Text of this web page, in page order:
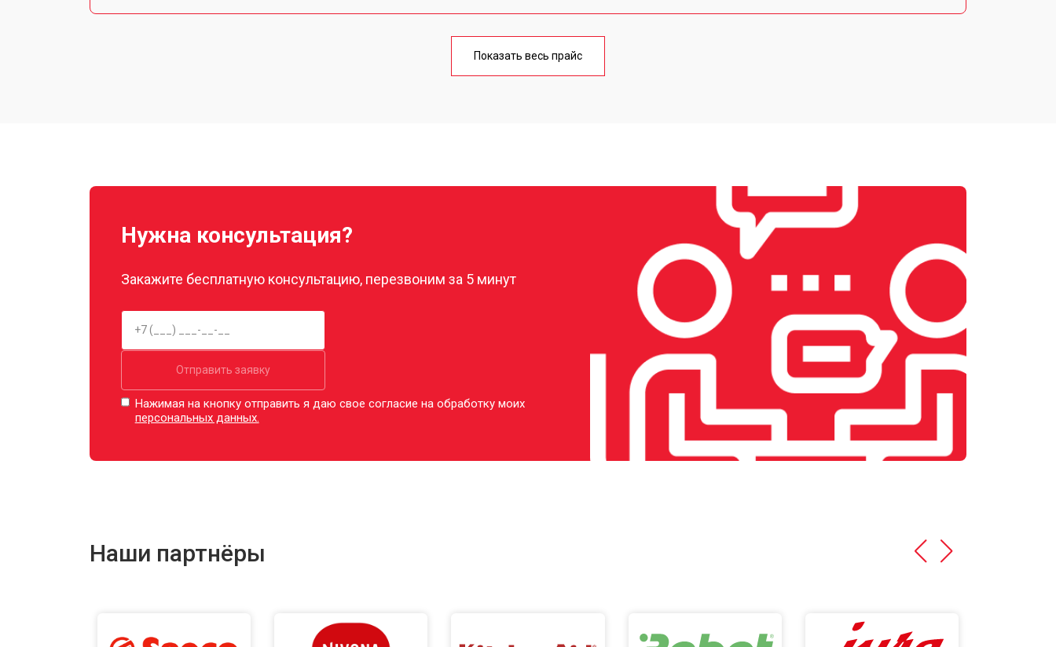
от 60 мин
от 2400 ₽
от 2500 ₽ Заказать
Показать весь прайс
Нужна консультация?
Закажите бесплатную консультацию, перезвоним за 5 минут
Отправить заявку
Нажимая на кнопку отправить я даю свое согласие на обработку моих
персональных данных.
Наши партнёры